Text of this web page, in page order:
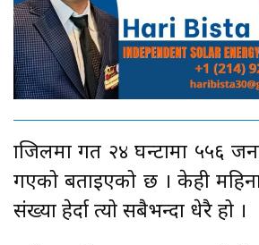
ब्राजिलमा गत २४ घन्टामा ५५६
गएको बताइएको छ । केही
संख्या हेर्दा त्यो सबैभन्दा धेरै हो ।